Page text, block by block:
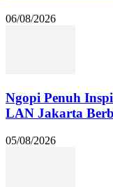
06/08/2026
Ngopi Penuh
LAN Jakarta
05/08/2026